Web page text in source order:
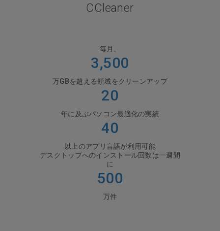
CCleaner
毎月、
3,500
万GBを超える領域をクリーンアップ
20
年に及ぶパソコン最適化の実績
40
以上のアプリ言語が利用可能
デスクトップへのインストール回数は一週間
に
500
万件